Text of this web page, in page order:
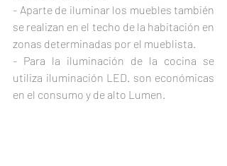
- Aparte de iluminar los muebles también
se realizan en el techo de la habitación en
zonas determinadas por el mueblista.
- Para la iluminación de la cocina se
utiliza iluminación LED. son económicas
en el consumo y de alto Lumen.